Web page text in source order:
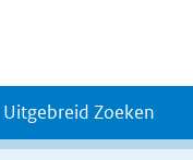
Uitgebreid Zoeken